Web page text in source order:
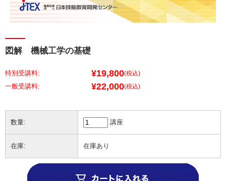
図解 機械工学の基礎
特別受講料: ¥19,800(税込)
¥22,000(税込)
数量: 講座
在庫: 在庫あり